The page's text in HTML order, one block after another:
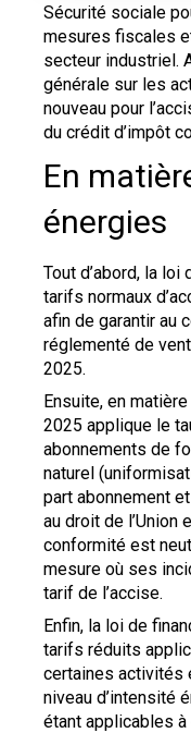
Sécurité sociale
mesures fiscales
secteur industriel.
générale sur les
nouveau pour
du crédit d’impôt
En
énergies
Tout d’abord, la
tarifs normaux
afin de garantir au
réglementé de
2025.
Ensuite, en
2025 applique le
abonnements de
naturel
part abonnement
au droit de l’Union
conformité est
mesure où ses
tarif de l’accise.
Enfin, la loi de
tarifs réduits
certaines activités
niveau d’intensité
étant applicables